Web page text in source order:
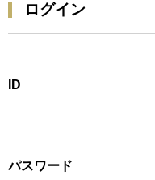
ログイン
ID
パスワード